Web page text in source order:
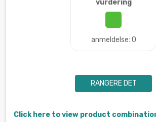
vurdering
anmeldelse: 0
RANGERE DET
Click here to view product